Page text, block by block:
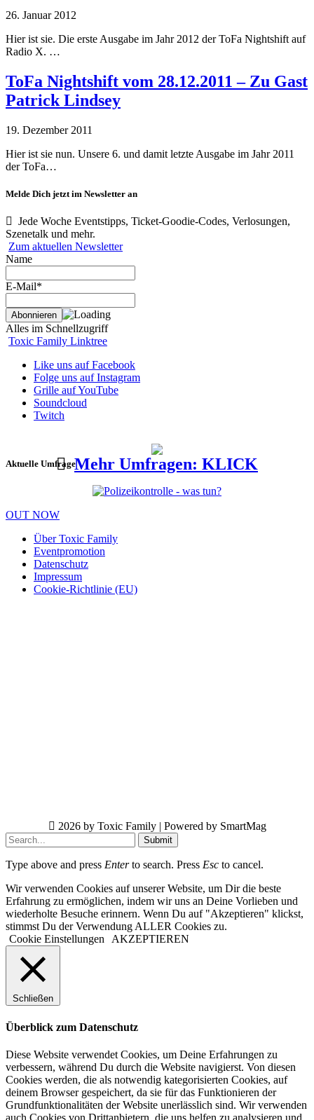
26. Januar 2012
Hier ist sie. Die erste Ausgabe im Jahr 2012 der ToFa Nightshift auf
Radio X. …
ToFa Nightshift vom 28.12.2011 – Zu Gast
Patrick Lindsey
19. Dezember 2011
Hier ist sie nun. Unsere 6. und damit letzte Ausgabe im Jahr 2011
der ToFa…
Melde Dich jetzt im Newsletter an
Jede Woche Eventstipps, Ticket-Goodie-Codes, Verlosungen,
Szenetalk und mehr.
Zum aktuellen Newsletter
Name
E-Mail*
Alles im Schnellzugriff
Toxic Family Linktree
Like uns auf Facebook
Folge uns auf Instagram
Grille auf YouTube
Soundcloud
Twitch
Aktuelle UmfrageMehr Umfragen: KLICK
OUT NOW
Über Toxic Family
Eventpromotion
Datenschutz
Impressum
Cookie-Richtlinie (EU)
2026 by Toxic Family | Powered by SmartMag
Submit
Type above and press Enterto search. Press Esc to cancel.
Wir verwenden Cookies auf unserer Website, um Dir die beste
Erfahrung zu ermöglichen, indem wir uns an Deine Vorlieben und
wiederholte Besuche erinnern. Wenn Du auf "Akzeptieren" klickst,
stimmst Du der Verwendung ALLER Cookies zu.
Cookie Einstellungen
AKZEPTIEREN
Schließen
Überblick zum Datenschutz
Diese Website verwendet Cookies, um Deine Erfahrungen zu
verbessern, während Du durch die Website navigierst. Von diesen
Cookies werden, die als notwendig kategorisierten Cookies, auf
deinem Browser gespeichert, da sie für das Funktionieren der
Grundfunktionalitäten der Website unerlässlich sind. Wir verwenden
auch Cookies von Drittanbietern, die uns helfen zu analysieren und